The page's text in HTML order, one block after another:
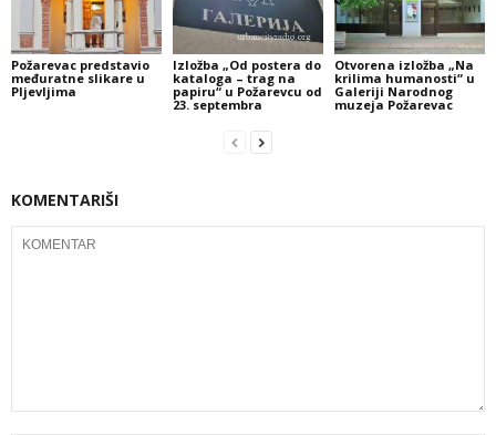
Požarevac predstavio
međuratne slikare u
Pljevljima
Izložba „Od postera do
kataloga – trag na
papiru“ u Požarevcu od
23. septembra
Otvorena izložba „Na
krilima humanosti“ u
Galeriji Narodnog
muzeja Požarevac
KOMENTARIŠI